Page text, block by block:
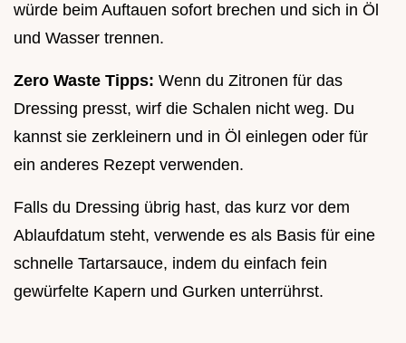
würde beim Auftauen sofort brechen und sich in Öl
und Wasser trennen.
Zero Waste Tipps: Wenn du Zitronen für das
Dressing presst, wirf die Schalen nicht weg. Du
kannst sie zerkleinern und in Öl einlegen oder für
ein anderes Rezept verwenden.
Falls du Dressing übrig hast, das kurz vor dem
Ablaufdatum steht, verwende es als Basis für eine
schnelle Tartarsauce, indem du einfach fein
gewürfelte Kapern und Gurken unterrührst.